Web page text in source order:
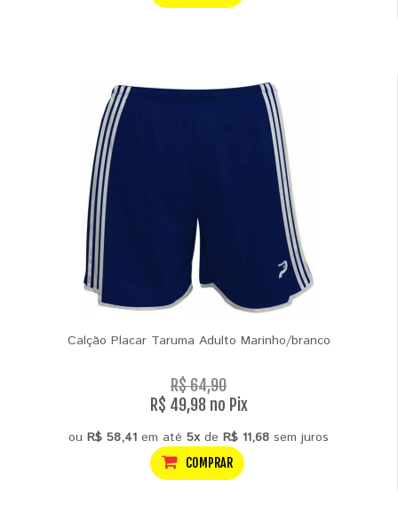
Calção Placar Taruma Adulto Marinho/branco
R$ 64,90
R$ 49,98 no Pix
ou R$ 58,41 em até 5xde R$ 11,68 sem juros
COMPRAR